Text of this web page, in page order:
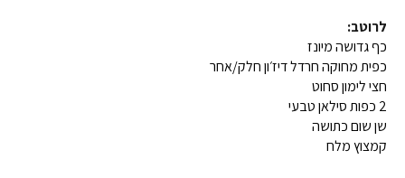
לרוטב:
כף גדושה מיונז
כפית מחוקה חרדל דיז׳ון חלק/אחר
חצי לימון סחוט
2 כפות סילאן טבעי
שן שום כתושה
קמצוץ מלח